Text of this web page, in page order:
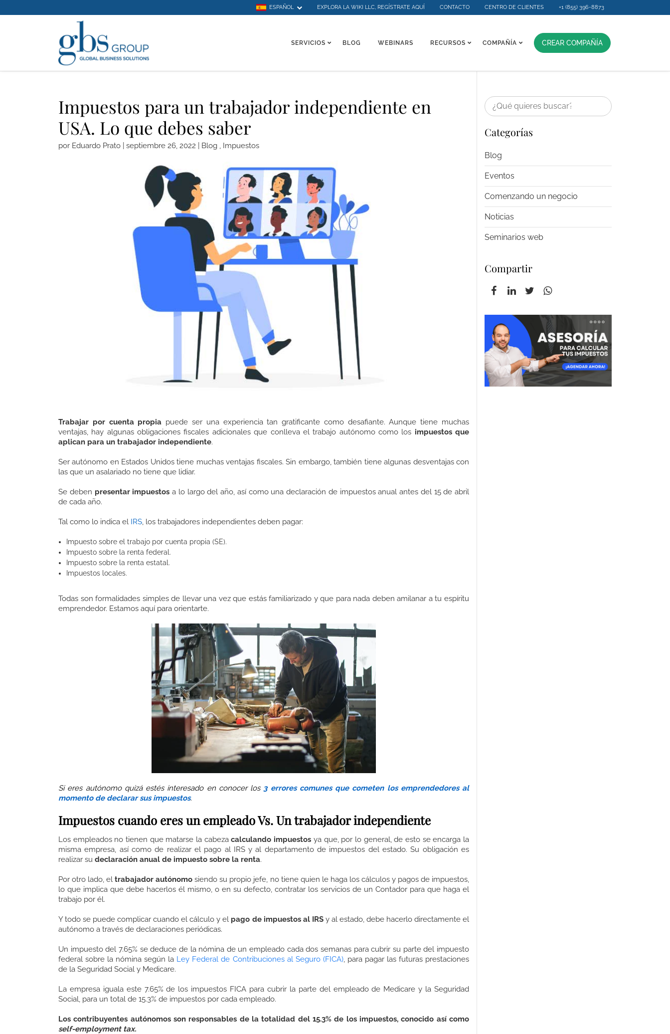
ESPAÑOL EXPLORA LA WIKI LLC, REGÍSTRATE AQUÍ CONTACTO CENTRO DE CLIENTES +1 (855) 396-8873
SERVICIOS BLOG WEBINARS RECURSOS COMPAÑÍA CREAR COMPAÑÍA
Impuestos para un trabajador independiente en
USA. Lo que debes saber
por Eduardo Prato septiembre 26, 2022 Blog , Impuestos
Trabajar por cuenta propia puede ser una experiencia tan gratificante como desafiante. Aunque tiene muchas
ventajas, hay algunas obligaciones fiscales adicionales que conlleva el trabajo autónomo como los impuestos que
aplican para un trabajador independiente.
Ser autónomo en Estados Unidos tiene muchas ventajas fiscales. Sin embargo, también tiene algunas desventajas con
las que un asalariado no tiene que lidiar.
Se deben presentar impuestos a lo largo del año, así como una declaración de impuestos anual antes del 15 de abril
de cada año.
Tal como lo indica el IRS , los trabajadores independientes deben pagar:
Impuesto sobre el trabajo por cuenta propia (SE).
Impuesto sobre la renta federal.
Impuesto sobre la renta estatal.
Impuestos locales.
Todas son formalidades simples de llevar una vez que estás familiarizado y que para nada deben amilanar a tu espíritu
emprendedor. Estamos aquí para orientarte.
Si eres autónomo quizá estés interesado en conocer los 3 errores comunes que cometen los emprendedores al
momento de declarar sus impuestos.
Impuestos cuando eres un empleado Vs. Un trabajador independiente
Los empleados no tienen que matarse la cabezacalculando impuestos ya que, por lo general, de esto se encarga la
misma empresa, así como de realizar el pago al IRS y al departamento de impuestos del estado. Su obligación es
realizar su declaración anual de impuesto sobre la renta.
Por otro lado, eltrabajador autónomo siendo su propio jefe, no tiene quien le haga los cálculos y pagos de impuestos,
lo que implica que debe hacerlos él mismo, o en su defecto, contratar los servicios de un Contador para que haga el
trabajo por él.
Y todo se puede complicar cuando el cálculo y el pago de impuestos al IRSy al estado, debe hacerlo directamente el
autónomo a través de declaraciones periódicas.
Un impuesto del 7.65% se deduce de la nómina de un empleado cada dos semanas para cubrir su parte del impuesto
federal sobre la nómina según la Ley Federal de Contribuciones al Seguro (FICA), para pagar las futuras prestaciones
de la Seguridad Social y Medicare.
La empresa iguala este 7.65% de los impuestos FICA para cubrir la parte del empleado de Medicare y la Seguridad
Social, para un total de 15.3% de impuestos por cada empleado.
Los contribuyentes autónomos son responsables de la totalidad del 15.3% de los impuestos, conocido así como
self-employment tax.
Categorías
Blog
Eventos
Comenzando un negocio
Noticias
Seminarios web
Compartir